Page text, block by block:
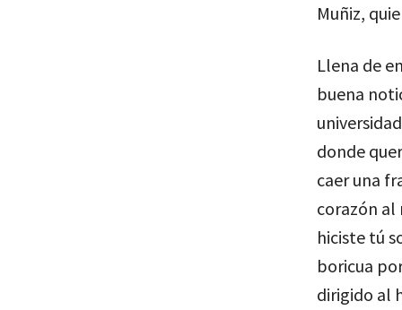
Muñiz,
Llena de
buena
donde
caer una
corazón al
hiciste tú
boricua
dirigido al